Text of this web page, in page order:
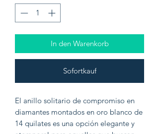
In den Warenkorb
Sofortkauf
El anillo solitario de compromiso en
diamantes montados en oro blanco de
14 quilates es una opción elegante y